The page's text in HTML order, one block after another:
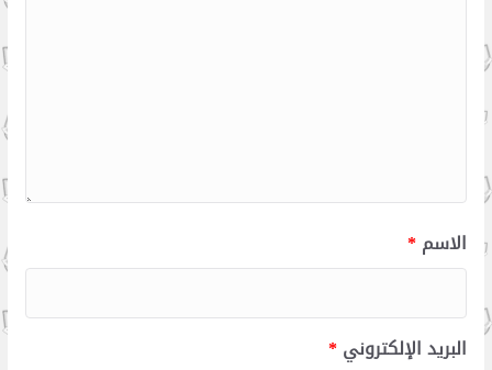
الاسم*
البريد الإلكتروني*